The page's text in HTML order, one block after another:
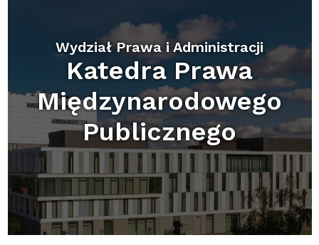
Wydział Prawa i Administracji
Katedra Prawa
Międzynarodowego
Publicznego